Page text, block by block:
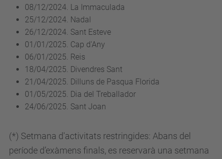
08/12/2024. La Immaculada
25/12/2024. Nadal
26/12/2024. Sant Esteve
01/01/2025. Cap d'Any
06/01/2025. Reis
18/04/2025. Divendres Sant
21/04/2025. Dilluns de Pasqua Florida
01/05/2025. Dia del Treballador
24/06/2025. Sant Joan
(*) Setmana d'activitats restringides: Abans del
període d’exàmens finals, es reservarà una setmana